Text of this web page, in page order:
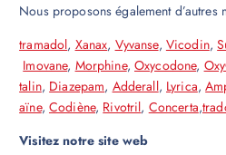
Nous proposons également d’autres
tramadol, Xanax, Vyvanse, Vicodin,
Imovane, Morphine, Oxycodone,
talin, Diazepam, Adderall, Lyrica,
aïne, Codiène, Rivotril, Concerta,
Visitez notre site web